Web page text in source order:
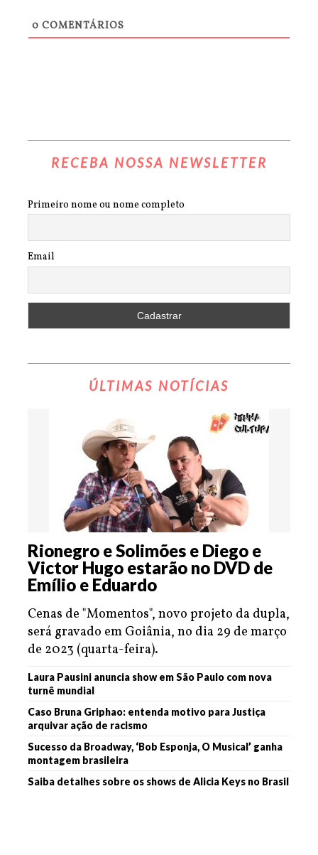
0 COMENTÁRIOS
RECEBA NOSSA NEWSLETTER
Primeiro nome ou nome completo
Email
ÚLTIMAS NOTÍCIAS
Rionegro e Solimões e Diego e
Victor Hugo estarão no DVD de
Emílio e Eduardo
Cenas de "Momentos", novo projeto da dupla,
será gravado em Goiânia, no dia 29 de março
de 2023 (quarta-feira).
Laura Pausini anuncia show em São Paulo com nova
turnê mundial
Caso Bruna Griphao: entenda motivo para Justiça
arquivar ação de racismo
Sucesso da Broadway, ‘Bob Esponja, O Musical’ ganha
montagem brasileira
Saiba detalhes sobre os shows de Alicia Keys no Brasil